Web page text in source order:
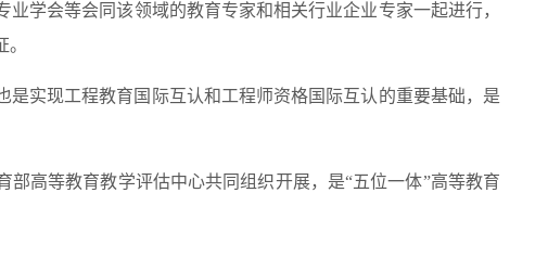
学会等会同该领域的教育专家和相关行业企业专家一起进行，
实现工程教育国际互认和工程师资格国际互认的重要基础，是
高等教育教学评估中心共同组织开展，是“五位一体”高等教育